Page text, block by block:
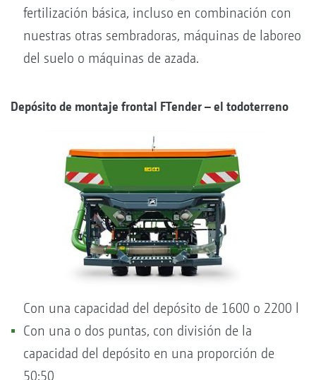
fertilización básica, incluso en combinación con
nuestras otras sembradoras, máquinas de laboreo
del suelo o máquinas de azada.
Depósito de montaje frontal FTender – el todoterreno
Con una capacidad del depósito de 1600 o 2200 l
Con una o dos puntas, con división de la
capacidad del depósito en una proporción de
50:50